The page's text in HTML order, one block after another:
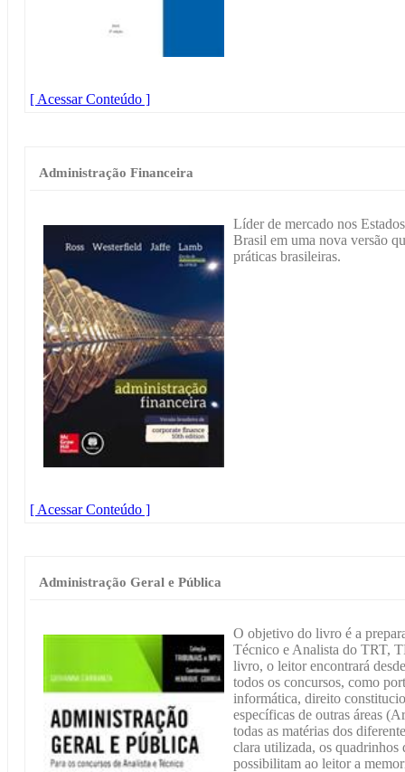
[ Acessar Conteúdo ]
Administração Financeira
Líder de mercado nos
Brasil em uma nova versão
práticas brasileiras.
[ Acessar Conteúdo ]
Administração Geral e Pública
O objetivo do livro é a
Técnico e Analista do TRT,
livro, o leitor encontrará
todos os concursos, como
informática, direito
específicas de outras áreas
todas as matérias dos
clara utilizada, os quadrinhos
possibilitam ao leitor a